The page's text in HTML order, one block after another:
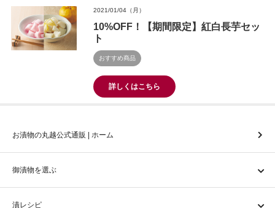
2021/01/04（月）
10%OFF！【期間限定】紅白長芋セッ
ト
おすすめ商品
詳しくはこちら
お漬物の丸越公式通販 | ホーム
御漬物を選ぶ
漬レシピ